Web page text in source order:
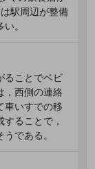
駅周辺が整備
。
ることでベビ
，西側の連絡
車いすでの移
ることで，
である。